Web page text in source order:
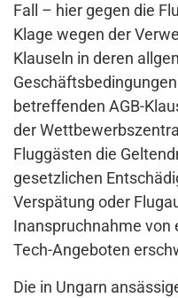
Fall – hier gegen die
Klage wegen der
Klauseln in deren
betreffenden AGB-
der
Fluggästen die
gesetzlichen
Verspätung oder
Inanspruchnahme von
Tech-Angeboten
Die in Ungarn